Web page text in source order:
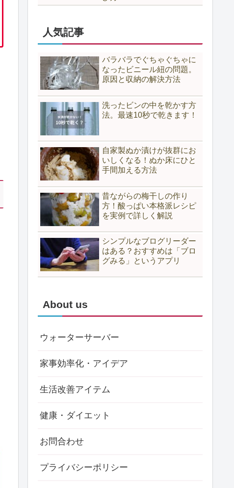
人気記事
バラバラでぐちゃぐちゃに
なったビニール紐の問題。
原因と収納の解決方法
洗ったビンの中を乾かす方
法。最速10秒で乾きます！
自家製ぬか漬けが抜群にお
いしくなる！ぬか床にひと
手間加える方法
昔ながらの梅干しの作り
方！酸っぱい本格派レシピ
を実例で詳しく解説
シンプルなブログリーダー
はある？おすすめは「ブロ
グみる」というアプリ
About us
ウォーターサーバー
家事効率化・アイデア
生活改善アイテム
健康・ダイエット
お問合わせ
プライバシーポリシー